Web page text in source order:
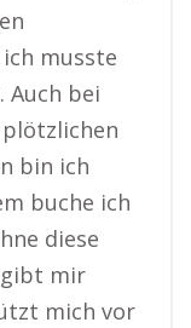
musste
Auch bei
bin ich
buche ich
diese
gibt mir
mich vor